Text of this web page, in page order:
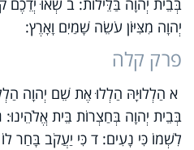
בְּבֵית יְהוָה בַּלֵּילוֹת: ב שְׂאוּ יְדֵכֶם
יְהוָה מִצִּיּוֹן עֹשֵׂה שָׁמַיִם וָאָרֶץ:
פרק קלה
א הַלְלוּיָהּ הַלְלוּ אֶת שֵׁם יְהוָה
בְּבֵית יְהוָה בְּחַצְרוֹת בֵּית אֱלֹהֵינוּ:
לִשְׁמוֹ כִּי נָעִים: ד כִּי יַעֲקֹב בָּחַר